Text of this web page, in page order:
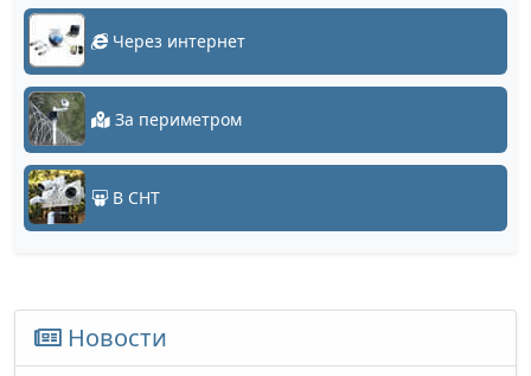
Через интернет
За периметром
В СНТ
Новости